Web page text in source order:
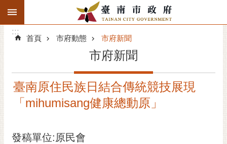
跳到主要內容區塊
搜
階
精彩府城
市府團隊
:::
:::
首頁 市府動態 市府新聞
市府新聞
臺南原住民族日結合傳統競技展現
「mihumisang健康總動原」
發稿單位:原民會